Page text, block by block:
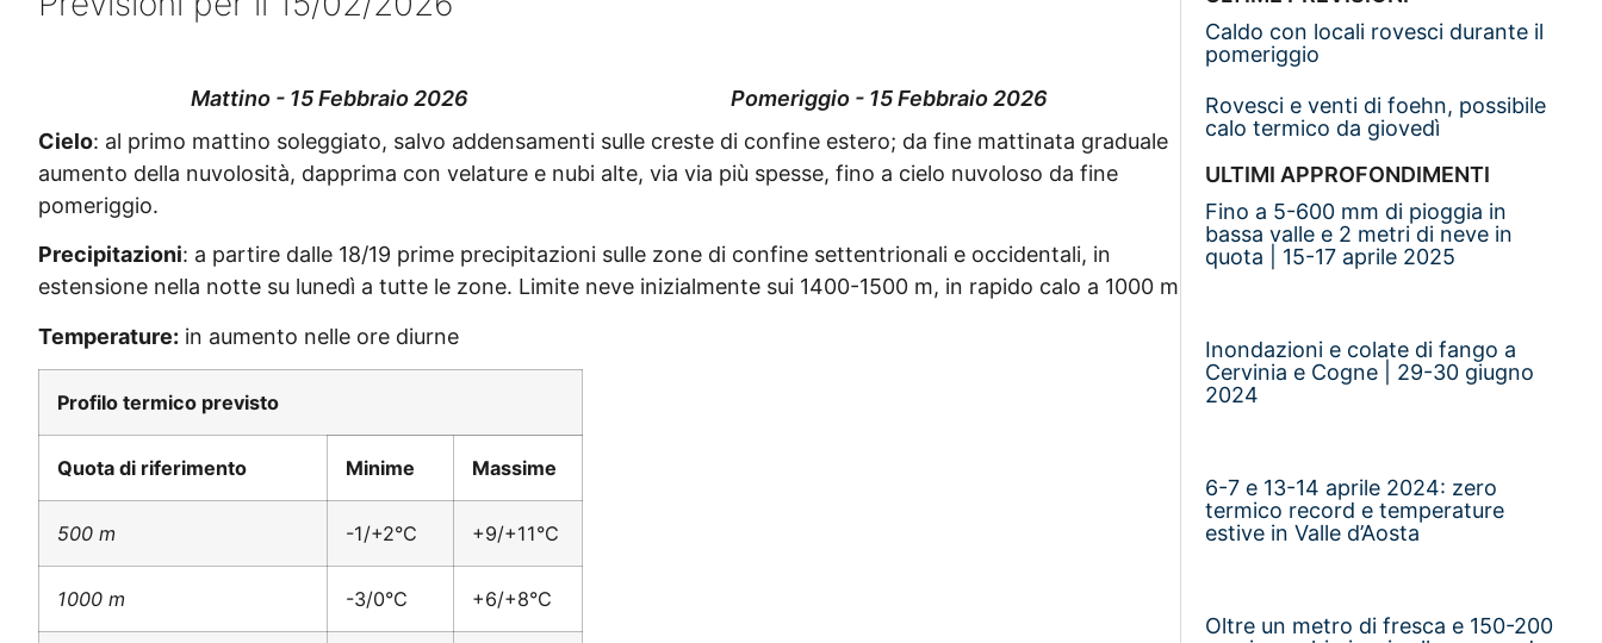
Mattino - 15 Febbraio 2026
Pomeriggio - 15 Febbraio 2026
Cielo: al primo mattino soleggiato, salvo addensamenti sulle creste di confine estero; da fine mattinata graduale
aumento della nuvolosità, dapprima con velature e nubi alte, via via più spesse, fino a cielo nuvoloso da fine
pomeriggio.
Precipitazioni: a partire dalle 18/19 prime precipitazioni sulle zone di confine settentrionali e occidentali, in
estensione nella notte su lunedì a tutte le zone. Limite neve inizialmente sui 1400-1500 m, in rapido calo a 1000 m
Temperature: in aumento nelle ore diurne
Profilo termico previsto
Quota di riferimento Minime Massime
500 m -1/+2°C +9/+11°C
1000 m -3/0°C +6/+8°C
Caldo con locali rovesci durante il
pomeriggio
Rovesci e venti di foehn, possibile
calo termico da giovedì
ULTIMI APPROFONDIMENTI
Fino a 5-600 mm di pioggia in
bassa valle e 2 metri di neve in
quota | 15-17 aprile 2025
Inondazioni e colate di fango a
Cervinia e Cogne | 29-30 giugno
2024
6-7 e 13-14 aprile 2024: zero
termico record e temperature
estive in Valle d’Aosta
Oltre un metro di fresca e 150-200